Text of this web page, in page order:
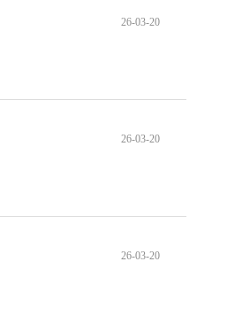
26-03-20
26-03-20
26-03-20